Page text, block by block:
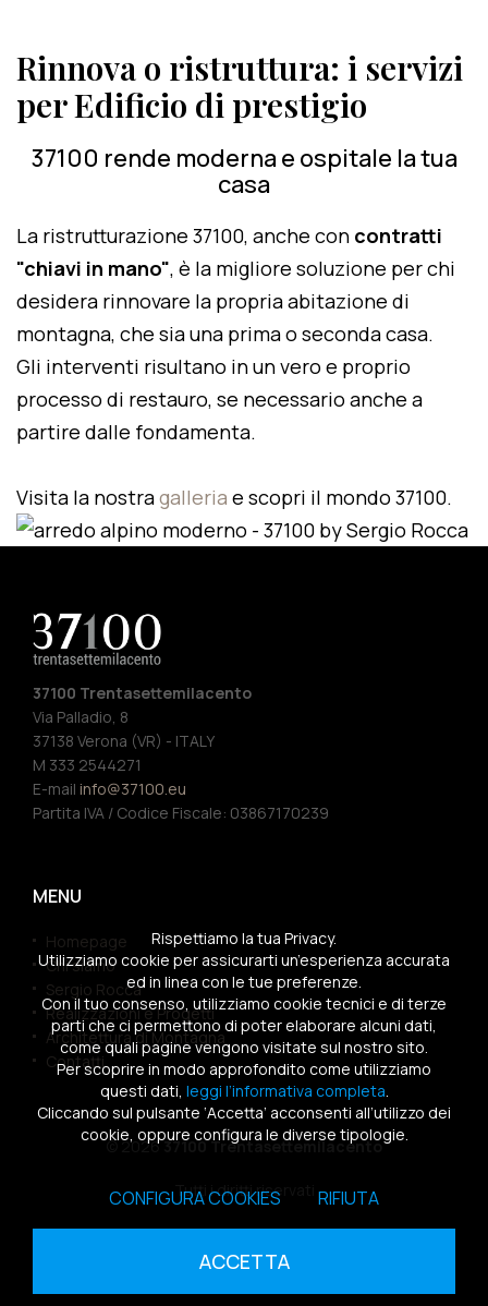
Rinnova o ristruttura: i servizi
per Edificio di prestigio
37100 rende moderna e ospitale la tua
casa
La ristrutturazione 37100, anche con contratti
"chiavi in mano", è la migliore soluzione per chi
desidera rinnovare la propria abitazione di
montagna, che sia una prima o seconda casa.
Gli interventi risultano in un vero e proprio
processo di restauro, se necessario anche a
partire dalle fondamenta.
Visita la nostragalleria e scopri il mondo 37100.
37100 Trentasettemilacento
Via Palladio, 8
37138 Verona (VR) - ITALY
M 333 2544271
E-mail info@37100.eu
Partita IVA / Codice Fiscale: 03867170239
MENU
Homepage
Chi siamo
Sergio Rocca
Realizzazioni e Progetti
Architettura di Montagna
Contatti
© 202637100 Trentasettemilacento
Tutti i diritti riservati
Sitemap|Privacy Policy|Cookies Policy
Rispettiamo la tua Privacy.
Utilizziamo cookie per assicurarti un’esperienza accurata
ed in linea con le tue preferenze.
Con il tuo consenso, utilizziamo cookie tecnici e di terze
parti che ci permettono di poter elaborare alcuni dati,
come quali pagine vengono visitate sul nostro sito.
Per scoprire in modo approfondito come utilizziamo
questi dati, leggi l’informativa completa.
Cliccando sul pulsante ‘Accetta’ acconsenti all’utilizzo dei
cookie, oppure configura le diverse tipologie.
CONFIGURA COOKIES RIFIUTA
ACCETTA